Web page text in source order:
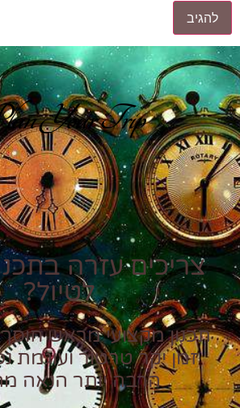
Your Trip
צריכים עזרה
לטיול?
תכנון מקצועי מראש
זמן יקר טרטור ועוגמת
הרבה יותר הנאה